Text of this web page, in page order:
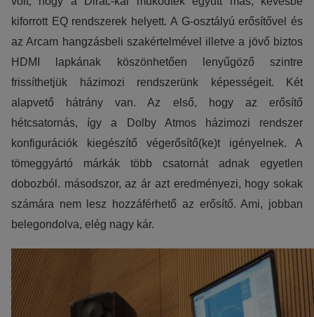
kiforrott EQ rendszerek helyett. A G-osztályú erősítővel és
az Arcam hangzásbeli szakértelmével illetve a jövő biztos
HDMI lapkának köszönhetően lenyűgöző szintre
frissíthetjük házimozi rendszerünk képességeit. Két
alapvető hátrány van. Az első, hogy az erősítő
hétcsatornás, így a Dolby Atmos házimozi rendszer
konfigurációk kiegészítő végerősítő(ke)t igényelnek. A
tömeggyártó márkák több csatornát adnak egyetlen
dobozból. másodszor, az ár azt eredményezi, hogy sokak
számára nem lesz hozzáférhető az erősítő. Ami, jobban
belegondolva, elég nagy kár.